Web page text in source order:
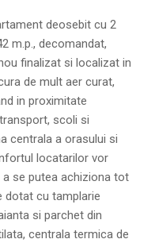
deosebit cu 2
m.p., decomandat,
finalizat si localizat in
de mult aer curat,
in proximitate
scoli si
centrala a orasului si
locatarilor vor
se putea achiziona tot
dotat cu tamplarie
si parchet din
centrala termica de